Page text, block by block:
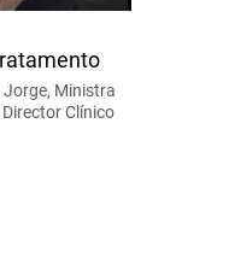
Jorge, Ministra
Clínico